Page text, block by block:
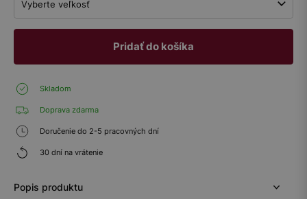
Vyberte veľkosť
Pridať do košíka
Skladom
Doprava zdarma
Doručenie do 2-5 pracovných dní
30 dní na vrátenie
Popis produktu